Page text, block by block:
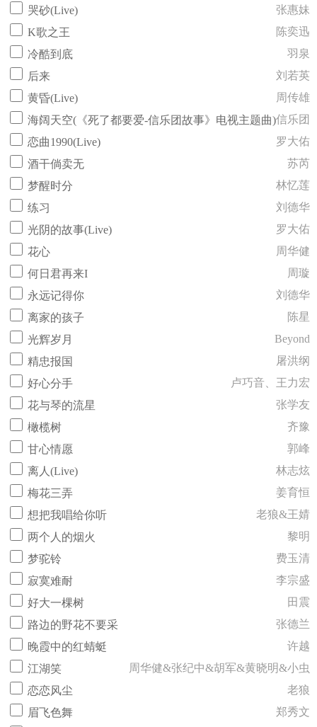
哭砂(Live)
张惠妹
K歌之王
陈奕迅
冷酷到底
羽泉
后来
刘若英
黄昏(Live)
周传雄
海阔天空(《死了都要爱-信乐团故事》电视主题曲)信乐团
恋曲1990(Live)
罗大佑
酒干倘卖无
苏芮
梦醒时分
林忆莲
练习
刘德华
光阴的故事(Live)
罗大佑
花心
周华健
何日君再来I
周璇
永远记得你
刘德华
离家的孩子
陈星
光辉岁月
Beyond
精忠报国
屠洪纲
好心分手
卢巧音、王力宏
花与琴的流星
张学友
橄榄树
齐豫
甘心情愿
郭峰
离人(Live)
林志炫
梅花三弄
姜育恒
想把我唱给你听
老狼&王婧
两个人的烟火
黎明
梦驼铃
费玉清
寂寞难耐
李宗盛
好大一棵树
田震
路边的野花不要采
张德兰
晚霞中的红蜻蜓
许越
江湖笑
周华健&张纪中&胡军&黄晓明&小虫
恋恋风尘
老狼
眉飞色舞
郑秀文